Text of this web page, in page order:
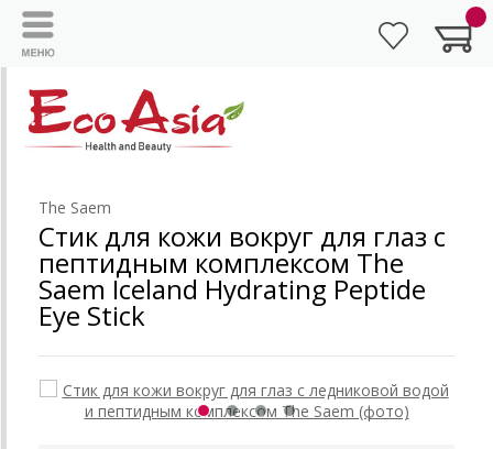
The Saem
Стик для кожи вокруг для глаз с
пептидным комплексом The
Saem Iceland Hydrating Peptide
Eye Stick